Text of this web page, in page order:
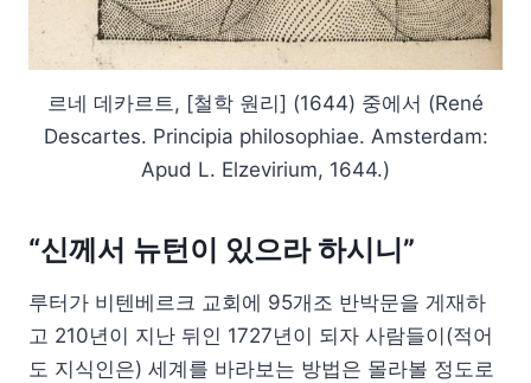
르네 데카르트, [철학 원리] (1644) 중에서 (René
Descartes. Principia philosophiae. Amsterdam:
Apud L. Elzevirium, 1644.)
“신께서 뉴턴이 있으라 하시니”
루터가 비텐베르크 교회에 95개조 반박문을 게재하
고 210년이 지난 뒤인 1727년이 되자 사람들이(적어
도 지식인은) 세계를 바라보는 방법은 몰라볼 정도로